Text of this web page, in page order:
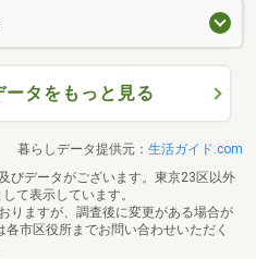
タをもっと見る
暮らしデータ提供元： 生活ガイド.com
びデータがございます。東京23区以外
て表示しています。
りますが、調査後に変更がある場合が
市区役所までお問い合わせいただく